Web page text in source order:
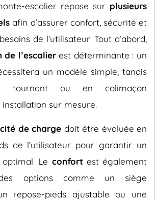
escalier repose sur plusieurs
afin d’assurer confort, sécurité et
de l’utilisateur. Tout d’abord,
l’escalierest déterminante : un
un modèle simple, tandis
tournant ou en colimaçon
sur mesure.
de charge doit être évaluée en
de l’utilisateur pour garantir un
Le confort est également
options comme un siège
repose-pieds ajustable ou une